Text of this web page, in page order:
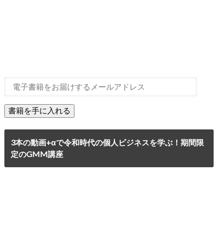
3本の動画+αで令和時代の個人ビジネスを学ぶ！期間限
定のGMM講座